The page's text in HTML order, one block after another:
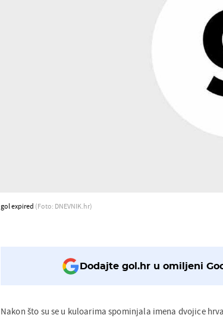
gol expired (Foto: DNEVNIK.hr)
Dodajte gol.hr u omiljeni
Nakon što su se u kuloarima spominjala imena dvojice